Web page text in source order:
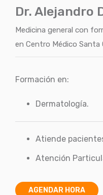
Dr. Alejandro
Medicina general con
en Centro Médico Santa
Formación en:
Dermatología.
Atiende
Atención
AGENDAR HORA